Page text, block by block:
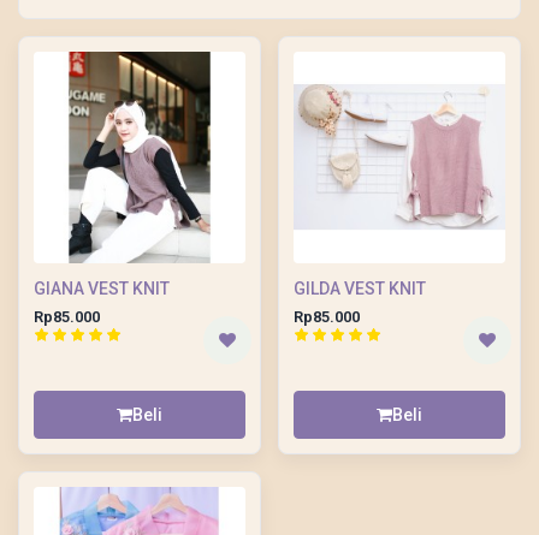
GIANA VEST KNIT
Rp85.000
Beli
GILDA VEST KNIT
Rp85.000
Beli